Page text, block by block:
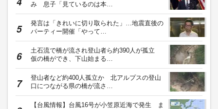
み 息子「見ているのは本…
発言は「きれいに切り取られた」…地震直後の
パーティー開催「やって…
土石流で橋が流され登山者ら約390人が孤立
仮の橋ができ、下山始まる…
登山者など約400人孤立か 北アルプスの登山
口につながる県の橋が流さ…
【台風情報】台風16号が小笠原近海で発生 ま